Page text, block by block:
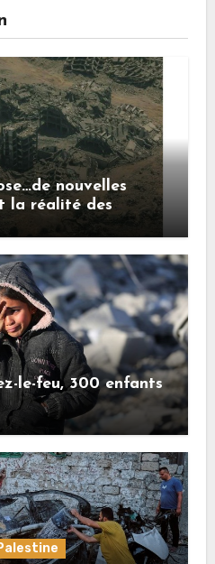
nouvelles
la réalité des
le-feu, 300 enfants